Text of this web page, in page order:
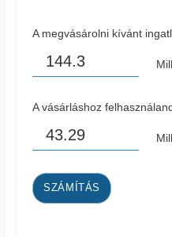
A megvásárolni kívánt
A vásárláshoz
SZÁMÍTÁS